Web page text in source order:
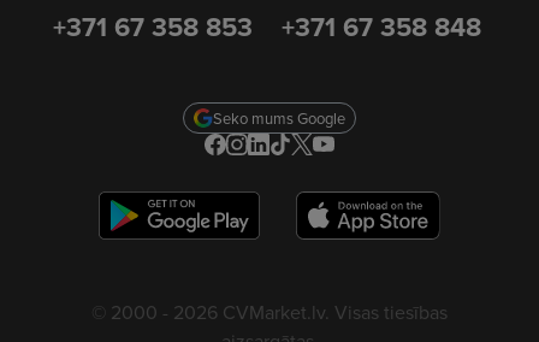
+371 67 358 853 +371 67 358 848
Seko mums Google
© 2000 - 2026 CVMarket.lv. Visas tiesības